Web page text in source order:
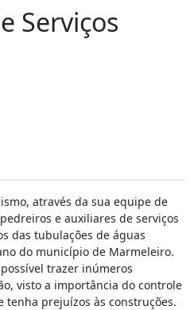
Serviços
através da sua equipe de
e auxiliares de serviços
das tubulações de águas
do município de Marmeleiro.
trazer inúmeros
visto a importância do controle
tenha prejuízos às construções.